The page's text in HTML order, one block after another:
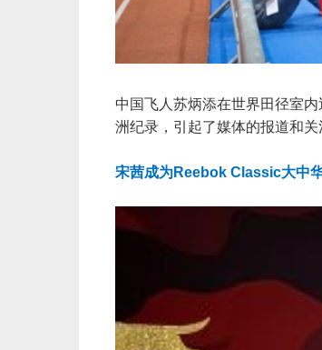
中国飞人苏炳添在世界田径室
洲纪录，引起了媒体的报道和
宋茜成为Reebok Classic大中